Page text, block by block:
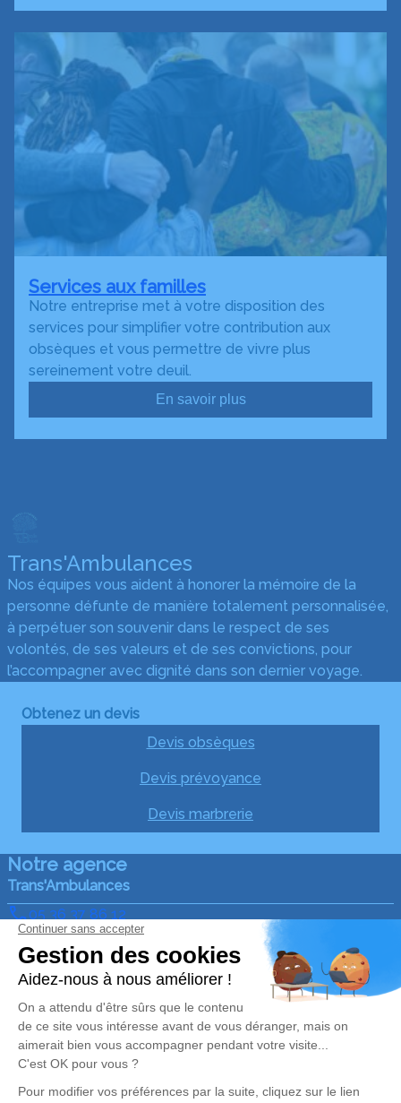
Services aux familles
Notre entreprise met à votre disposition des
services pour simplifier votre contribution aux
obsèques et vous permettre de vivre plus
sereinement votre deuil.
En savoir plus
Trans'Ambulances
Nos équipes vous aident à honorer la mémoire de la
personne défunte de manière totalement personnalisée,
à perpétuer son souvenir dans le respect de ses
volontés, de ses valeurs et de ses convictions, pour
l’accompagner avec dignité dans son dernier voyage.
Obtenez un devis
Devis obsèques
Devis prévoyance
Devis marbrerie
Notre agence
Trans'Ambulances
05 36 37 86 12
trans-ambulances@orange.fr
16 boulevard Emile Borel – 12400 – Saint-Affrique
4.9/5 – 96 avis
Nos Services
Organiser des Obsèques
Monuments funéraires
Services aux familles
Liens utiles
Avis de décès
Demande de rendez-vous